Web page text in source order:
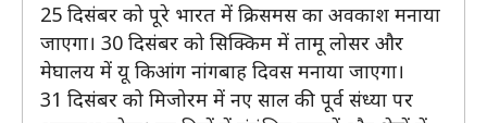
25 दिसंबर को पूरे भारत में क्रिसमस का अवकाश मनाया
जाएगा। 30 दिसंबर को सिक्किम में तामू लोसर और
मेघालय में यू किआंग नांगबाह दिवस मनाया जाएगा।
31 दिसंबर को मिजोरम में नए साल की पूर्व संध्या पर